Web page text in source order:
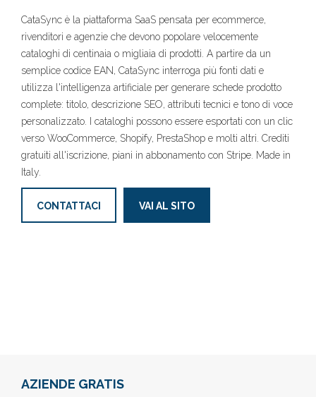
CataSync è la piattaforma SaaS pensata per ecommerce,
rivenditori e agenzie che devono popolare velocemente
cataloghi di centinaia o migliaia di prodotti. A partire da un
semplice codice EAN, CataSync interroga più fonti dati e
utilizza l'intelligenza artificiale per generare schede prodotto
complete: titolo, descrizione SEO, attributi tecnici e tono di voce
personalizzato. I cataloghi possono essere esportati con un clic
verso WooCommerce, Shopify, PrestaShop e molti altri. Crediti
gratuiti all'iscrizione, piani in abbonamento con Stripe. Made in
Italy.
CONTATTACI VAI AL SITO
AZIENDE GRATIS